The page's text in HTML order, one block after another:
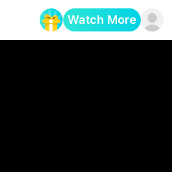
Watch More